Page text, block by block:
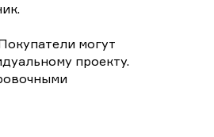
могут
проекту.